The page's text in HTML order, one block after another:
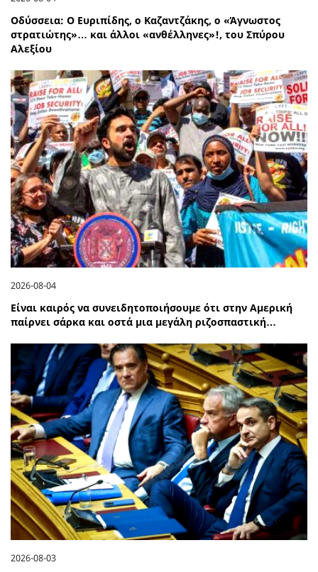
Οδύσσεια: Ο Ευριπίδης, ο Καζαντζάκης, ο «Άγνωστος
στρατιώτης»… και άλλοι «ανθέλληνες»!, του Σπύρου
Αλεξίου
2026-08-04
Είναι καιρός να συνειδητοποιήσουμε ότι στην Αμερική
παίρνει σάρκα και οστά μια μεγάλη ριζοσπαστική…
2026-08-03